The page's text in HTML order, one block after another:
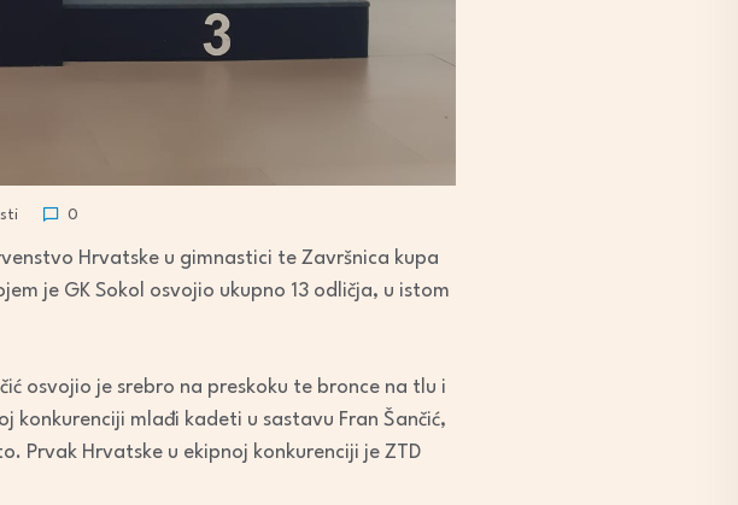
0
Hrvatske u gimnastici te Završnica kupa
je GK Sokol osvojio ukupno 13 odličja, u istom
osvojio je srebro na preskoku te bronce na tlu i
konkurenciji mlađi kadeti u sastavu Fran Šančić,
Prvak Hrvatske u ekipnoj konkurenciji je ZTD